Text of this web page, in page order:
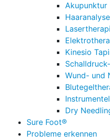
Akupunktur
Haaranalyse
Kinesio
Wund- und
Dry
Sure Foot®
Probleme erkennen